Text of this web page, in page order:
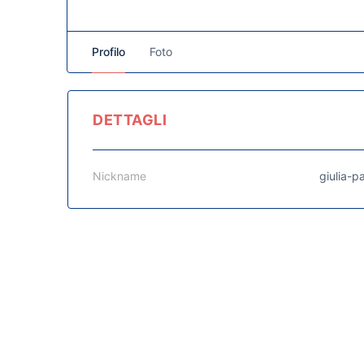
Profilo Foto
DETTAGLI
Nickname giulia-